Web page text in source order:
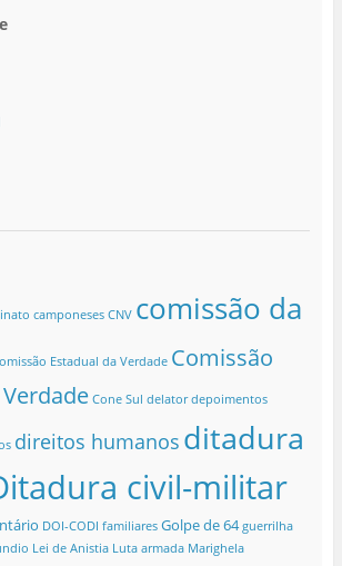
camponeses CNV comissão da
Estadual da Verdade Comissão
Cone Sul delator depoimentos
direitos humanos ditadura
civil-militar
DOI-CODI familiares Golpe de 64 guerrilha
Lei de Anistia Luta armada Marighela